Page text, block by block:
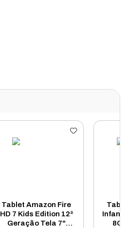
Tablet Amazon Fire
HD 7 Kids Edition 12ª
Geração Tela 7"
Infantil